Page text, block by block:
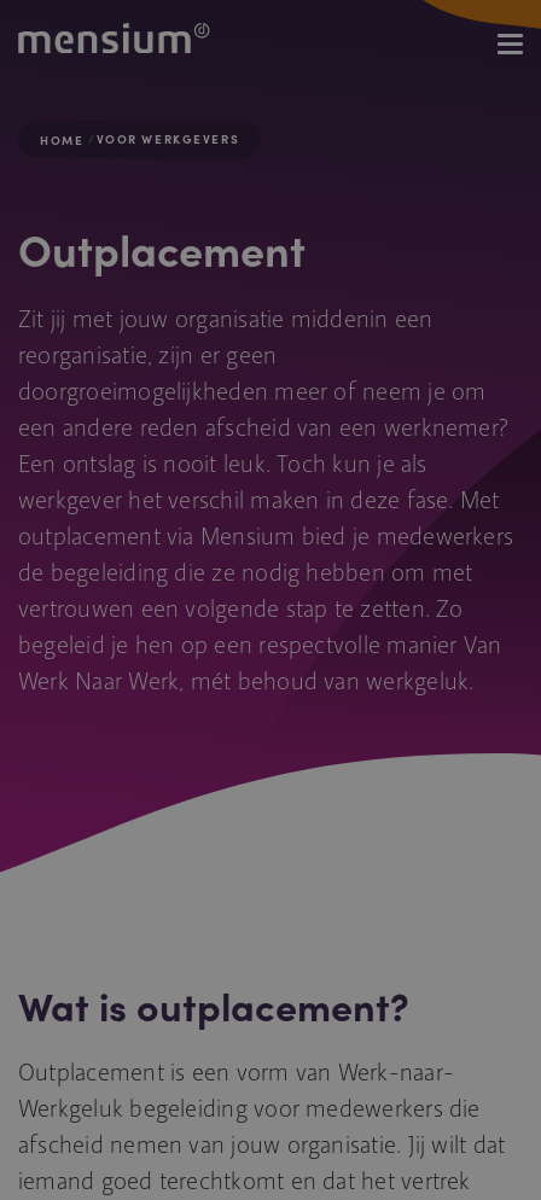
HOME VOOR WERKGEVERS
Outplacement
Zit jij met jouw organisatie middenin een
reorganisatie, zijn er geen
doorgroeimogelijkheden meer of neem je om
een andere reden afscheid van een werknemer?
Een ontslag is nooit leuk. Toch kun je als
werkgever het verschil maken in deze fase. Met
outplacement via Mensium bied je medewerkers
de begeleiding die ze nodig hebben om met
vertrouwen een volgende stap te zetten. Zo
begeleid je hen op een respectvolle manier Van
Werk Naar Werk, mét behoud van werkgeluk.
Wat is outplacement?
Outplacement is een vorm van Werk-naar-
Werkgeluk begeleiding voor medewerkers die
afscheid nemen van jouw organisatie. Jij wilt dat
iemand goed terechtkomt en dat het vertrek